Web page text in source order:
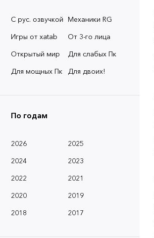
С рус. озвучкой Механики RG
Игры от xatab
От 3-го лица
Открытый мир
Для слабых Пк
Для мощных Пк
Для двоих!
По годам
2026
2025
2024
2023
2022
2021
2020
2019
2018
2017